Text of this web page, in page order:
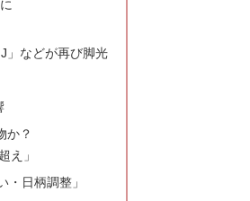
」などが再び脚光
か？
え」
日柄調整」